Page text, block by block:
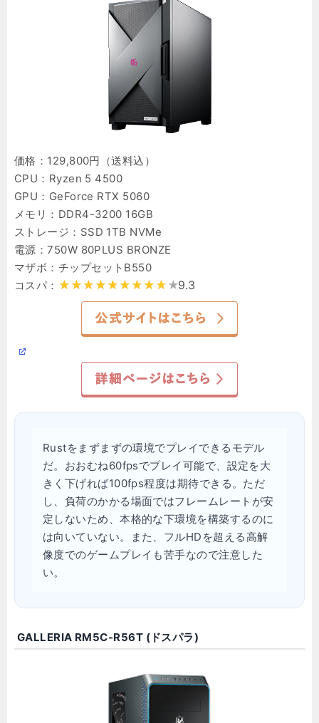
価格：129,800円（送料込）
CPU：Ryzen 5 4500
GPU：GeForce RTX 5060
メモリ：DDR4-3200 16GB
ストレージ：SSD 1TB NVMe
電源：750W 80PLUS BRONZE
マザボ：チップセットB550
コスパ：
9.3
Rustをまずまずの環境でプレイできるモデル
だ。おおむね60fpsでプレイ可能で、設定を大
きく下げれば100fps程度は期待できる。ただ
し、負荷のかかる場面ではフレームレートが安
定しないため、本格的な下環境を構築するのに
は向いていない。また、フルHDを超える高解
像度でのゲームプレイも苦手なので注意した
い。
GALLERIA RM5C-R56T (ドスパラ)